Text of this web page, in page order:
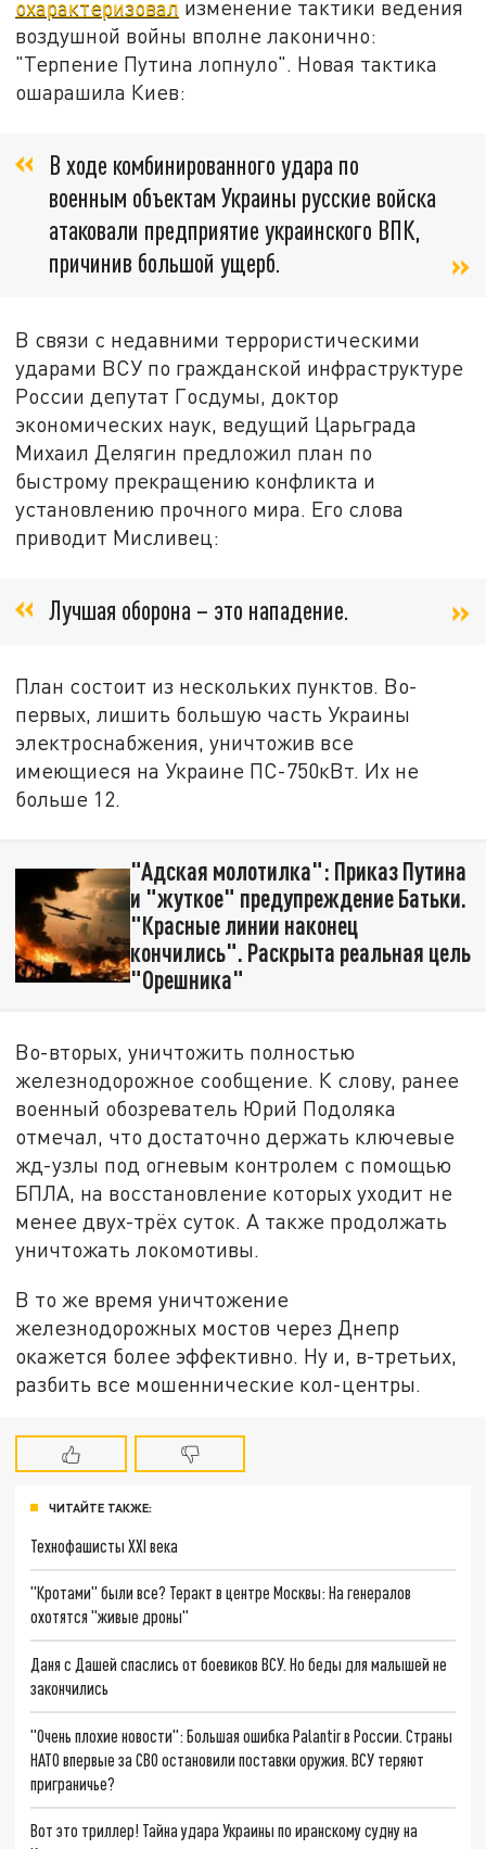
охарактеризовал изменение тактики ведения
воздушной войны вполне лаконично:
"Терпение Путина лопнуло". Новая тактика
ошарашила Киев:
В ходе комбинированного удара по
военным объектам Украины русские войска
атаковали предприятие украинского ВПК,
причинив большой ущерб.
В связи с недавними террористическими
ударами ВСУ по гражданской инфраструктуре
России депутат Госдумы, доктор
экономических наук, ведущий Царьграда
Михаил Делягин предложил план по
быстрому прекращению конфликта и
установлению прочного мира. Его слова
приводит Мисливец:
Лучшая оборона – это нападение.
План состоит из нескольких пунктов. Во-
первых, лишить большую часть Украины
электроснабжения, уничтожив все
имеющиеся на Украине ПС-750кВт. Их не
больше 12.
"Адская молотилка": Приказ Путина
и "жуткое" предупреждение Батьки.
"Красные линии наконец
кончились". Раскрыта реальная цель
"Орешника"
Во-вторых, уничтожить полностью
железнодорожное сообщение. К слову, ранее
военный обозреватель Юрий Подоляка
отмечал, что достаточно держать ключевые
жд-узлы под огневым контролем с помощью
БПЛА, на восстановление которых уходит не
менее двух-трёх суток. А также продолжать
уничтожать локомотивы.
В то же время уничтожение
железнодорожных мостов через Днепр
окажется более эффективно. Ну и, в-третьих,
разбить все мошеннические кол-центры.
ЧИТАЙТЕ ТАКЖЕ:
Технофашисты XXI века
"Кротами" были все? Теракт в центре Москвы: На генералов
охотятся "живые дроны"
Даня с Дашей спаслись от боевиков ВСУ. Но беды для малышей не
закончились
"Очень плохие новости": Большая ошибка Palantir в России. Страны
НАТО впервые за СВО остановили поставки оружия. ВСУ теряют
приграничье?
Вот это триллер! Тайна удара Украины по иранскому судну на